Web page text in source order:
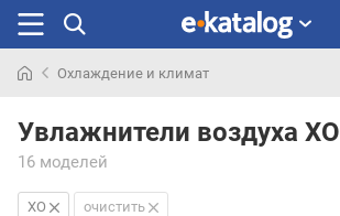
раньше
Охлаждение и климат
Увлажнители воздуха XO
16 моделей
XO очистить